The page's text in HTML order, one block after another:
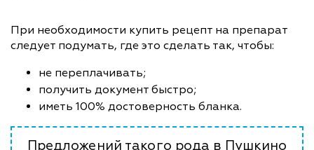
При необходимости купить рецепт на препарат
следует подумать, где это сделать так, чтобы:
не переплачивать;
получить документ быстро;
иметь 100% достоверность бланка.
Предложений такого рода в Пушкино